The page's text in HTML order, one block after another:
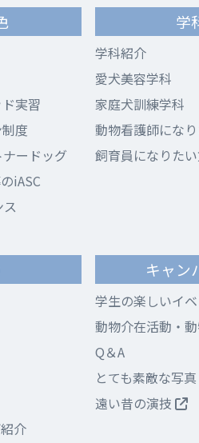
実習
度
ードッグ
iASC
学
学科紹介
愛犬美容学科
家庭犬訓練学科
動物看護師にな
飼育員になりた
介
キャン
学生の楽しいイ
動物介在活動・
Q＆A
とても素敵な写真
遠い昔の演技